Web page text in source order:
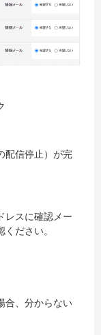
配信停止）が完
レスに確認メー
ださい。
合、分からない